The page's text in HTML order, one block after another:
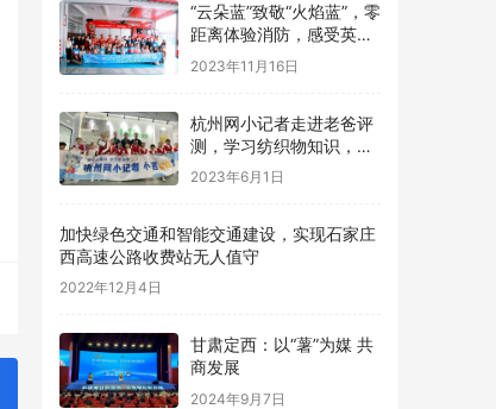
“云朵蓝”致敬“火焰蓝”，零
距离体验消防，感受英雄
魅力！
2023年11月16日
杭州网小记者走进老爸评
测，学习纺织物知识，探
究感官秘密
2023年6月1日
加快绿色交通和智能交通建设，实现石家庄
西高速公路收费站无人值守
2022年12月4日
甘肃定西：以“薯”为媒 共
商发展
2024年9月7日